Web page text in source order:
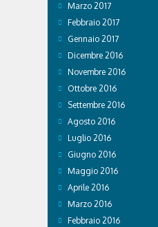
Marzo 2017
Febbraio 2017
Gennaio 2017
Dicembre 2016
Novembre 2016
Ottobre 2016
Settembre 2016
Agosto 2016
Luglio 2016
Giugno 2016
Maggio 2016
Aprile 2016
Marzo 2016
Febbraio 2016